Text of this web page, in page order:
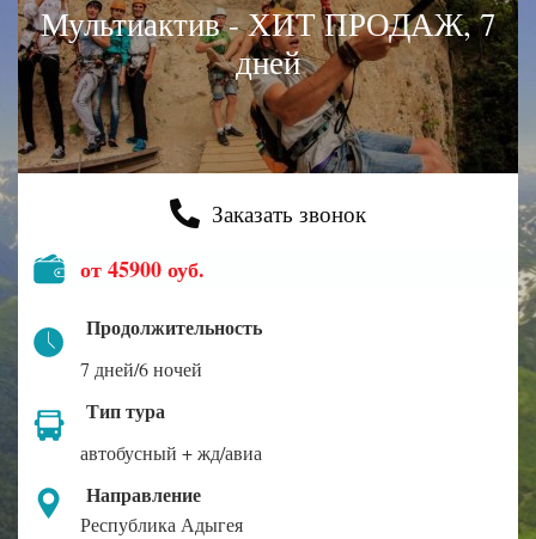
Мультиактив - ХИТ ПРОДАЖ, 7
дней
Заказать звонок
от 45900 оуб.
Продолжительность
7 дней/6 ночей
Тип тура
автобусный + жд/авиа
Направление
Республика Адыгея